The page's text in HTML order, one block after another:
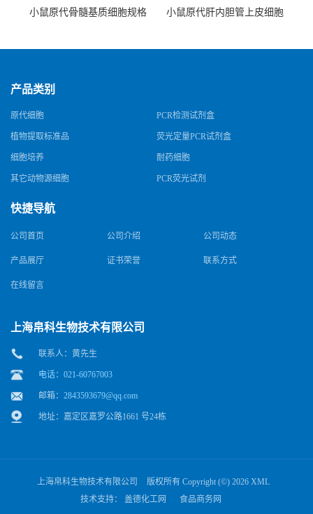
小鼠原代骨髓基质细胞规格
小鼠原代肝内胆管上皮细胞
产品类别
原代细胞 PCR检测试剂盒
植物提取标准品 荧光定量PCR试剂盒
细胞培养 耐药细胞
其它动物源细胞 PCR荧光试剂
快捷导航
公司首页 公司介绍 公司动态
产品展厅 证书荣誉 联系方式
在线留言
上海帛科生物技术有限公司
联系人：黄先生
电话：021-60767003
邮箱： 2843593679@qq.com
地址：嘉定区嘉罗公路1661 号24栋
上海帛科生物技术有限公司 版权所有 Copyright (©) 2026 XML
技术支持： 盖德化工网 食品商务网